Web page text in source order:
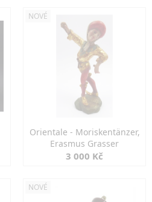
NOVÉ
Orientale - Moriskentänzer,
Erasmus Grasser
3 000 Kč
NOVÉ